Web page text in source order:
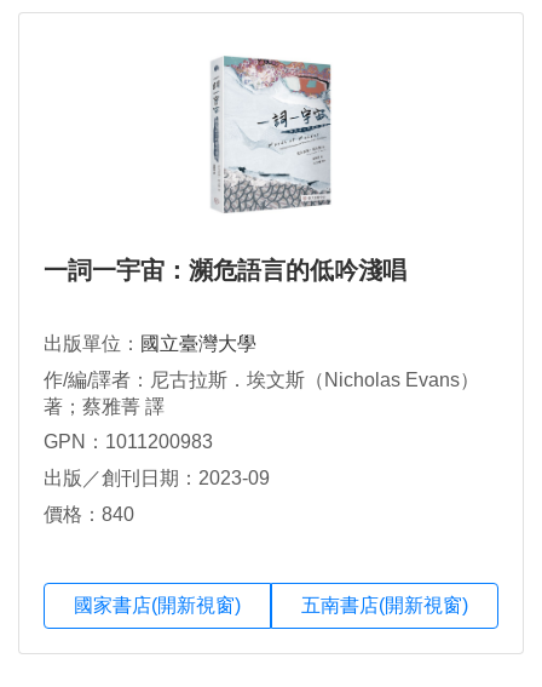
一詞一宇宙：瀕危語言的低吟淺唱
出版單位： 國立臺灣大學
作/編/譯者：尼古拉斯．埃文斯（Nicholas Evans）
著；蔡雅菁 譯
GPN：1011200983
出版／創刊日期：2023-09
價格：840
國家書店(開新視窗) 五南書店(開新視窗)